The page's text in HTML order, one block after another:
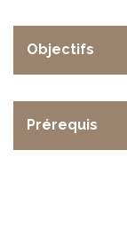
Objectifs
Prérequis